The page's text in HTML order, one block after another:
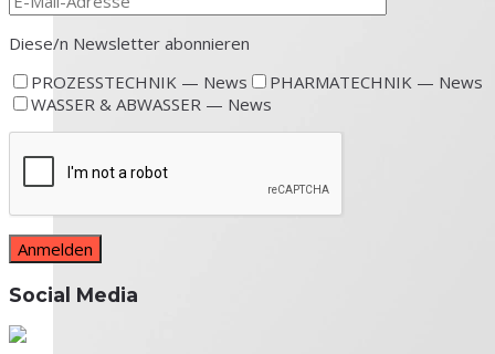
Diese/n News­let­ter abonnieren
PROZESSTECHNIK — News
PHARMATECHNIK — News
WASSER & ABWASSER — News
Social Media